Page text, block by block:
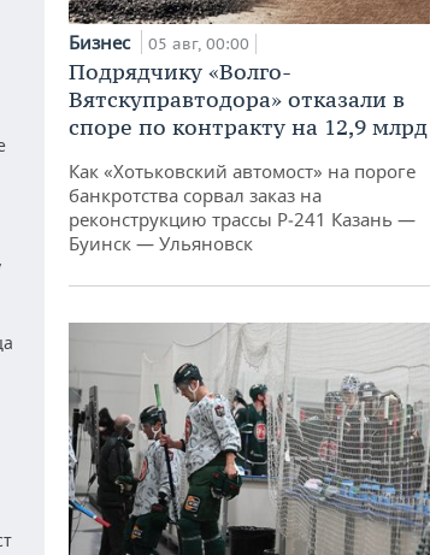
Бизнес 05 авг, 00:00
Подрядчику «Волго-
Вятскуправтодора» отказали в
споре по контракту на 12,9 млрд
Как «Хотьковский автомост» на пороге
банкротства сорвал заказ на
реконструкцию трассы Р‑241 Казань —
Буинск — Ульяновск